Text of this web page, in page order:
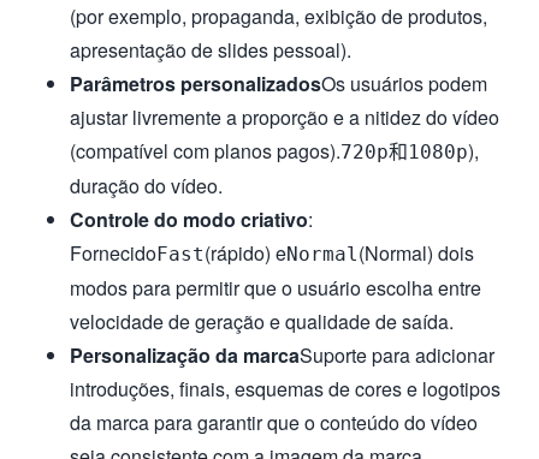
(por exemplo, propaganda, exibição de produtos,
apresentação de slides pessoal).
Parâmetros personalizadosOs usuários podem
ajustar livremente a proporção e a nitidez do vídeo
(compatível com planos pagos).720p和1080p),
duração do vídeo.
Controle do modo criativo:
FornecidoFast(rápido) eNormal(Normal) dois
modos para permitir que o usuário escolha entre
velocidade de geração e qualidade de saída.
Personalização da marcaSuporte para adicionar
introduções, finais, esquemas de cores e logotipos
da marca para garantir que o conteúdo do vídeo